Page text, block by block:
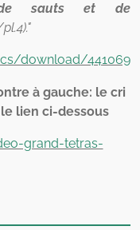
de sauts et de
download/441069
à gauche: le cri
lien ci-dessous
grand-tetras-